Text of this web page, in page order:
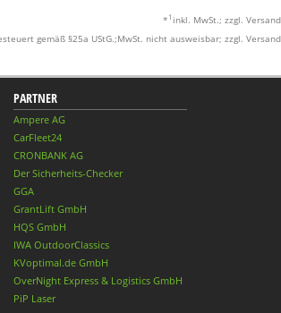
* 1 inkl. MwSt.; zzgl.
gemäß §25a UStG.;MwSt. nicht ausweisbar; zzgl.
PARTNER
Ampere AG
CarFleet24
CRONBANK AG
Der Sicherheits-Checker
GGA
GrantLift GmbH
HQS GmbH
IWA OutdoorClassics
KVoptimal.de GmbH
OverNight Express & Logistics GmbH
PiP Laser